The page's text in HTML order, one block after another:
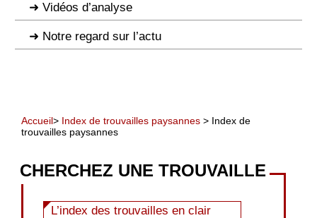
Vidéos d’analyse
Notre regard sur l’actu
Accueil> Index de trouvailles paysannes > Index de
trouvailles paysannes
CHERCHEZ UNE TROUVAILLE
L’index des trouvailles en clair